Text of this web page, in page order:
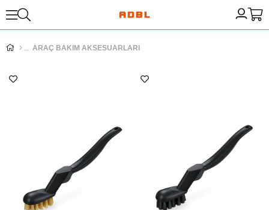
ARAÇ BAKIM AKSESUARLARI